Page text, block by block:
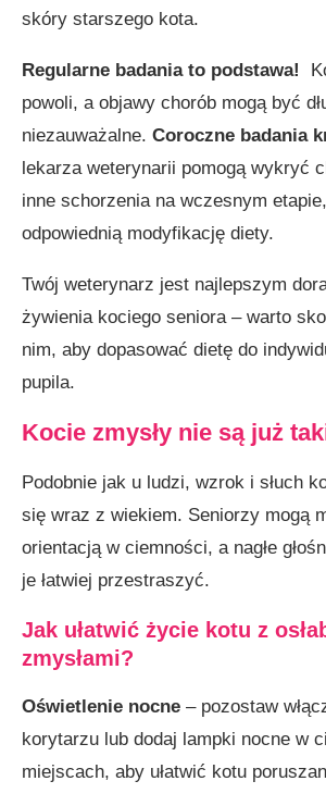
skóry starszego kota.
Regularne badania to podstawa!
powoli, a objawy chorób mogą być
niezauważalne. Coroczne badania
lekarza weterynarii pomogą wykryć
inne schorzenia na wczesnym
odpowiednią modyfikację diety.
Twój weterynarz jest najlepszym
żywienia kociego seniora – warto
nim, aby dopasować dietę do
pupila.
Kocie zmysły nie są już
Podobnie jak u ludzi, wzrok i słuch
się wraz z wiekiem. Seniorzy mogą
orientacją w ciemności, a nagłe
je łatwiej przestraszyć.
Jak ułatwić życie kotu z
zmysłami?
Oświetlenie nocne – pozostaw
korytarzu lub dodaj lampki nocne w
miejscach, aby ułatwić kotu